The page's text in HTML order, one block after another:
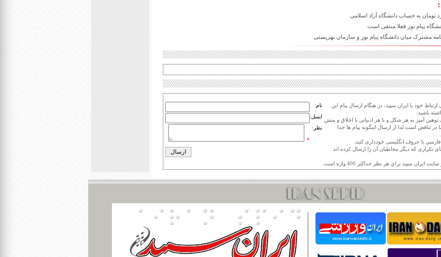
پیام نور فعلا منتفی است
مشترک میان دانشگاه پیام نور و سازمان بهزیستی
خود با ایران سپید، در هنگام ارسال پیام این
باشید:
توهین آمیز به هر شکل و با هر ادبیاتی با اخلاق و منش
در تناقض است لذا از ارسال اینگونه پیام ها جدا
های تکراری که دیگر مخاطبان آن را ارسال کرده اند
نام:
ایمیل:
نظر:
*